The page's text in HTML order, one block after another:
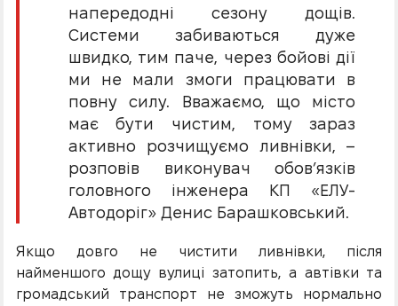
напередодні сезону дощів.
Системи забиваються дуже
швидко, тим паче, через бойові дії
ми не мали змоги працювати в
повну силу. Вважаємо, що місто
має бути чистим, тому зараз
активно розчищуємо ливнівки, –
розповів виконувач обов’язків
головного інженера КП «ЕЛУ-
Автодоріг» Денис Барашковський.
Якщо довго не чистити ливнівки, після
найменшого дощу вулиці затопить, а автівки та
громадський транспорт не зможуть нормально